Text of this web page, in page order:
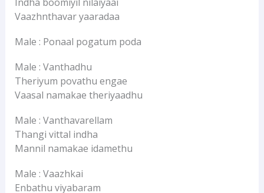
Vaazhnthavar yaaradaa
Male : Ponaal pogatum poda
Male : Vanthadhu
Theriyum povathu engae
Vaasal namakae theriyaadhu
Male : Vanthavarellam
Thangi vittal indha
Mannil namakae idamethu
Male : Vaazhkai
Enbathu viyabaram